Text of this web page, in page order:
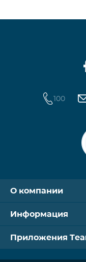
100
О компании
Информация
Приложения